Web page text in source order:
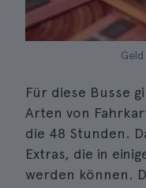
Für diese Busse
Arten von
die 48 Stunden.
Extras, die in
werden können.